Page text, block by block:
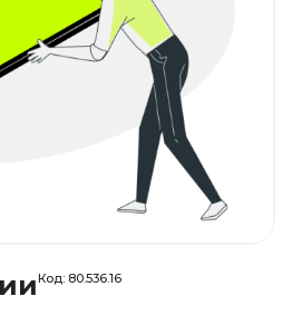
Код: 80.536.16